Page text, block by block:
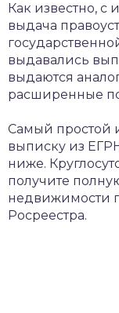
Как известно, с
выдача
выдавались
выдаются
расширенные
Самый простой
выписку из
ниже.
получите
недвижимости
Росреестра.